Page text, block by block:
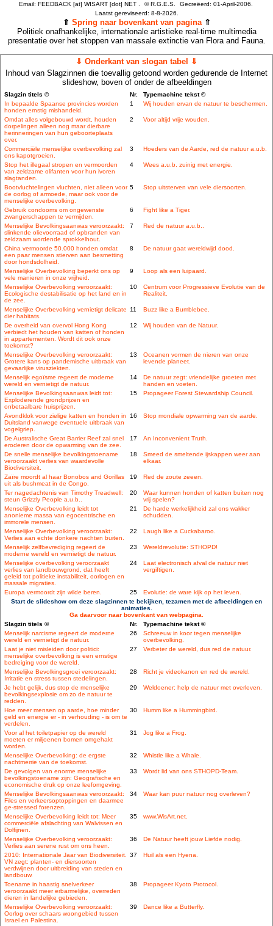
Email: FEEDBACK [at] WISART [dot] NET . ©R.G.E.S.
Gecreëerd: 01-April-2006.
Laatst gereviseerd: 8-8-2026.
⇑ Spring naar bovenkant van pagina⇑
Politiek onafhankelijke, internationale artistieke real-time multimedia
presentatie over het stoppen van massale extinctie van Flora and Fauna.
⇓ Onderkant van slogan tabel ⇓
Inhoud van Slagzinnen die toevallig getoond worden gedurende de Internet
slideshow, boven of onder de afbeeldingen
Slagzin titels © Nr.
Typemachine tekst ©
In bepaalde Spaanse provincies worden
honden ernstig mishandeld.
1 Wij houden ervan de natuur te beschermen.
Omdat alles volgebouwd wordt, houden
dorpelingen alleen nog maar dierbare
herinneringen van hun geboorteplaats
over.
2 Voor altijd vrije wouden.
Commerciële menselijke overbevolking zal
ons kapotgroeien.
3 Hoeders van de Aarde, red de natuur a.u.b.
Stop het illegaal stropen en vermoorden
van zeldzame olifanten voor hun ivoren
slagtanden.
4 Wees a.u.b. zuinig met energie.
Bootvluchtelingen vluchten, niet alleen voor
de oorlog of armoede, maar ook voor de
menselijke overbevolking.
5 Stop uitsterven van vele diersoorten.
Gebruik condooms om ongewenste
zwangerschappen te vermijden.
6 Fight like a Tiger.
Menselijke Bevolkingsaanwas veroorzaakt:
slinkende olievoorraad of opbranden van
zeldzaam wordende sprokkelhout.
7 Red de natuur a.u.b..
China vermoorde 50.000 honden omdat
een paar mensen stierven aan besmetting
door hondsdolheid.
8 De natuur gaat wereldwijd dood.
Menselijke Overbevolking beperkt ons op
vele manieren in onze vrijheid.
9 Loop als een luipaard.
Menselijke Overbevolking veroorzaakt:
Ecologische destabilisatie op het land en in
de zee.
10
Centrum voor Progressieve Evolutie van de
Realiteit.
Menselijke Overbevolking vernietigt delicate
dier habitats.
11 Buzz like a Bumblebee.
De overheid van overvol Hong Kong
verbiedt het houden van katten of honden
in appartementen. Wordt dit ook onze
toekomst?
12 Wij houden van de Natuur.
Menselijke Overbevolking veroorzaakt:
Grotere kans op pandemische uitbraak van
gevaarlijke virusziekten.
13
Oceanen vormen de nieren van onze
levende planeet.
Menselijk egoïsme regeert de moderne
wereld en vernietigt de natuur.
14
De natuur zegt: vriendelijke groeten met
handen en voeten.
Menselijke Bevolkingsaanwas leidt tot:
Exploderende grondprijzen en
onbetaalbare huisprijzen.
15 Propageer Forest Stewardship Council.
Avondklok voor zielige katten en honden in
Duitsland vanwege eventuele uitbraak van
vogelgriep.
16 Stop mondiale opwarming van de aarde.
De Australische Great Barrier Reef zal snel
eroderen door de opwarming van de zee.
17 An Inconvenient Truth.
De snelle menselijke bevolkingstoename
veroorzaakt verlies van waardevolle
Biodiversiteit.
18
Smeed de smeltende ijskappen weer aan
elkaar.
Zaïre moordt al haar Bonobos and Gorillas
uit als bushmeat in de Congo.
19 Red de zoute zeeen.
Ter nagedachtenis van Timothy Treadwell:
steun Grizzly People a.u.b..
20
Waar kunnen honden of katten buiten nog
vrij spelen?
Menselijke Overbevolking leidt tot
anonieme massa van egocentrische en
immorele mensen.
21
De harde werkelijkheid zal ons wakker
schudden.
Menselijke Overbevolking veroorzaakt:
Verlies aan echte donkere nachten buiten.
22 Laugh like a Cuckabaroo.
Menselijk zelfbevrediging regeert de
moderne wereld en vernietigt de natuur.
23 Wereldrevolutie: STHOPD!
Menselijke overbevolking veroorzaakt
verlies van landbouwgrond, dat heeft
geleid tot politieke instabiliteit, oorlogen en
massale migraties.
24
Laat electronisch afval de natuur niet
vergiftigen.
Europa vermoordt zijn wilde beren. 25
Evolutie: de ware kijk op het leven.
Start de slideshow om deze slagzinnen te bekijken, tezamen met de afbeeldingen en
animaties.
Ga daarvoor naar bovenkant van webpagina.
Slagzin titels ©
Nr.
Typemachine tekst ©
Menselijk narcisme regeert de moderne
wereld en vernietigt de natuur.
26
Schreeuw in koor tegen menselijke
overbevolking.
Laat je niet misleiden door politici:
menselijke overbevolking is een ernstige
bedreiging voor de wereld.
27 Verbeter de wereld, dus red de natuur.
Menselijke Bevolkingsgroei veroorzaakt:
Irritatie en stress tussen stedelingen.
28 Richt je videokanon en red de wereld.
Je hebt gelijk, dus stop de menselijke
bevolkingsexplosie om zo de natuur te
redden.
29 Weldoener: help de natuur met overleven.
Hoe meer mensen op aarde, hoe minder
geld en energie er - in verhouding - is om te
verdelen.
30 Humm like a Hummingbird.
Voor al het toiletpapier op de wereld
moeten er miljoenen bomen omgehakt
worden.
31 Jog like a Frog.
Menselijke Overbevolking: de ergste
nachtmerrie van de toekomst.
32 Whistle like a Whale.
De gevolgen van enorme menselijke
bevolkingstoename zijn: Geografische en
economische druk op onze leefomgeving.
33 Wordt lid van ons STHOPD-Team.
Menselijke Bevolkingsaanwas veroorzaakt:
Files en verkeersoptoppingen en daarmee
ge-stressed forenzen.
34 Waar kan puur natuur nog overleven?
Menselijke Overbevolking leidt tot: Meer
commerciële afslachting van Walvissen en
Dolfijnen.
35 www.WisArt.net.
Menselijke Overbevolking veroorzaakt:
Verlies aan serene rust om ons heen.
36 De Natuur heeft jouw Liefde nodig.
2010: Internationale Jaar van Biodiversiteit.
VN zegt: planten- en diersoorten
verdwijnen door uitbreiding van steden en
landbouw.
37 Huil als een Hyena.
Toename in haastig snelverkeer
veroorzaakt meer erbarmelijke, overreden
dieren in landelijke gebieden.
38 Propageer Kyoto Protocol.
Menselijke Overbevolking veroorzaakt:
Oorlog over schaars woongebied tussen
Israel en Palestina.
39 Dance like a Butterfly.